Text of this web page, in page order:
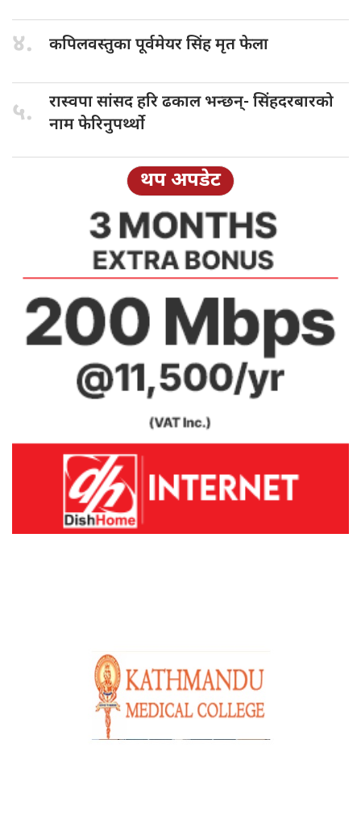
४. कपिलवस्तुका पूर्वमेयरसिंह मृत फेला
५. रास्वपा सांसदहरि ढकाल भन्छन्- सिंहदरबारको
नाम फेरिनुपर्थ्थो
थप अपडेट